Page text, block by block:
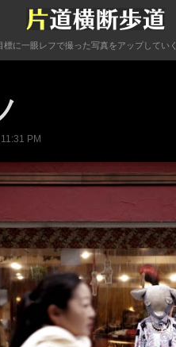
標に一眼レフで撮った写真をアップしてい
PM